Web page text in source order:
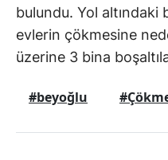
bulundu. Yol altındaki
evlerin çökmesine
üzerine 3 bina
#beyoğlu